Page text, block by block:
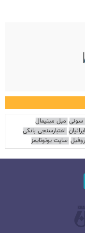
سونی مبل مینیمال
اعتبارسنجی بانکی
سایت یوتوتایمز